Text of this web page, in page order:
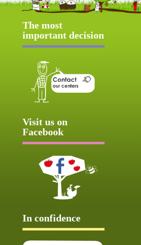
The most
important decision
Visit us on
Facebook
In confidence